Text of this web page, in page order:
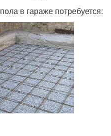
в гараже потребуется: